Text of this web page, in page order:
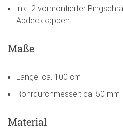
inkl. 2 vormontierter
Abdeckkappen
Maße
Länge: ca. 100 cm
Rohrdurchmesser: ca. 50 mm
Material